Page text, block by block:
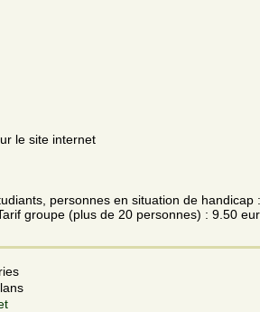
le site internet
personnes en situation de handicap
groupe (plus de 20 personnes) : 9.50